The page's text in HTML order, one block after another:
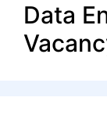
Data